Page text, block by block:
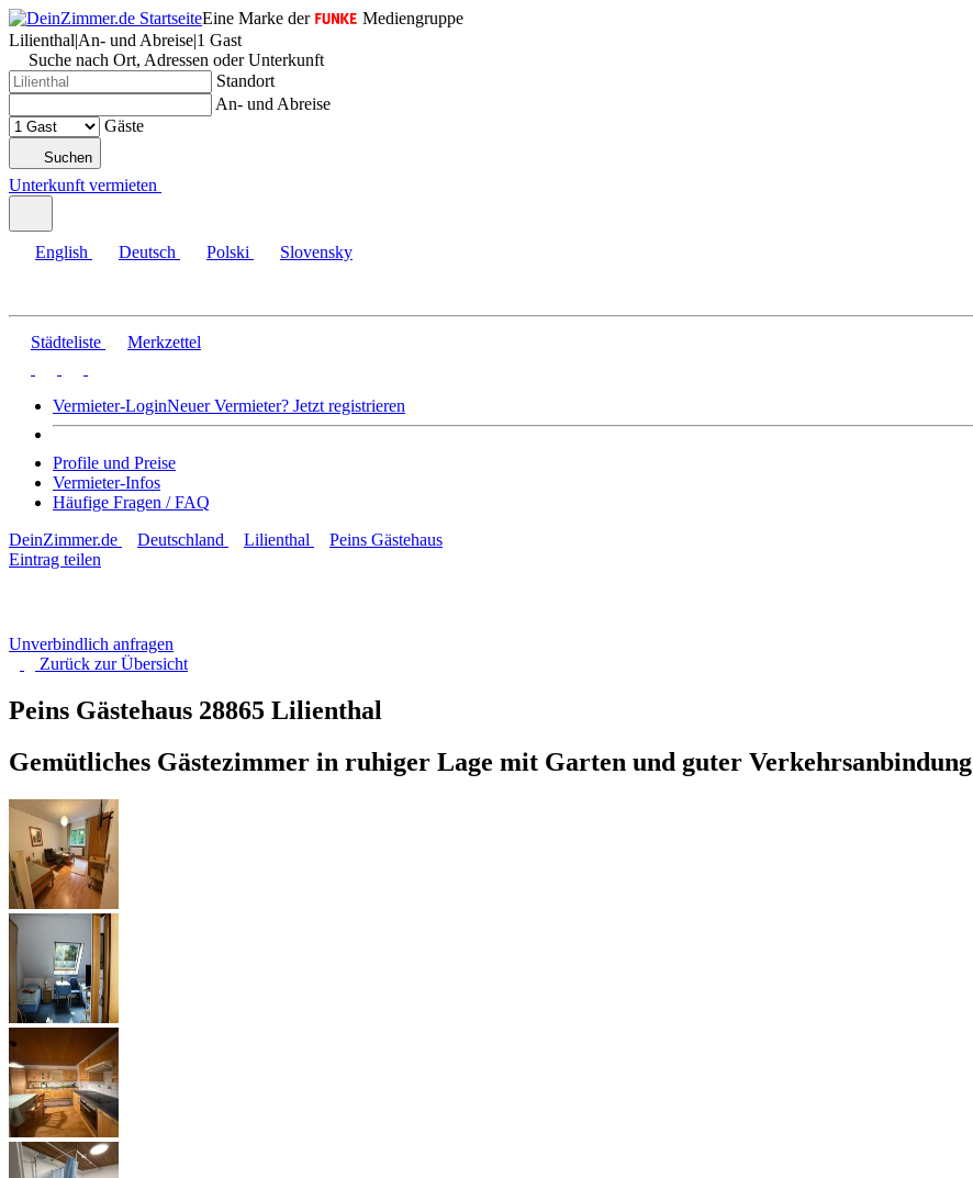
Eine Marke der
Mediengruppe
Lilienthal|An- und Abreise|1 Gast
Suche nach Ort, Adressen oder Unterkunft
Standort
An- und Abreise
Gäste
Suchen
Unterkunft vermieten
English Deutsch Polski Slovensky
Städteliste Merkzettel
Vermieter-LoginNeuer Vermieter? Jetzt registrieren
Profile und Preise
Vermieter-Infos
Häufige Fragen / FAQ
DeinZimmer.de
Deutschland Lilienthal
Peins Gästehaus
Eintrag teilen
Unverbindlich anfragen
Zurück zurÜbersicht
Peins Gästehaus 28865 Lilienthal
Gemütliches Gästezimmer in ruhiger Lage mit Garten und guter Verkehrsanbindung